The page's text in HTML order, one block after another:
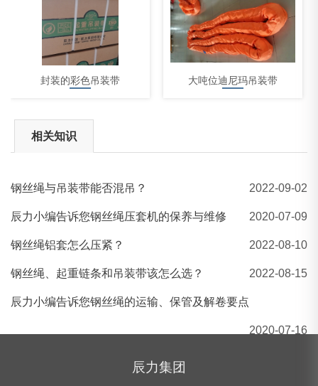
封装的彩色吊装带 大吨位迪尼玛吊装带
辰力牌柔性吊装带 五洲牌圆形柔性吊装带 吊装带厂家批发
相关知识
钢丝绳与吊装带能否混吊？ 2022-09-02
辰力小编告诉您钢丝绳压套机的保养与维修 2020-07-09
钢丝绳铝套怎么压紧？ 2022-08-10
钢丝绳、起重链条和吊装带该怎么选？ 2022-08-15
辰力小编告诉您钢丝绳的运输、保管及解卷要点
2020-07-16
辰力集团